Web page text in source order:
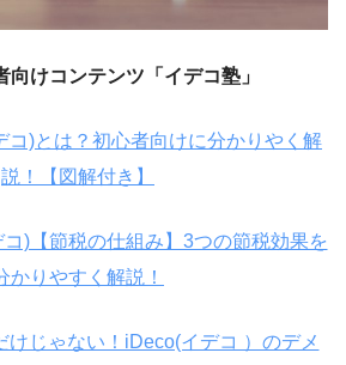
向けコンテンツ「イデコ塾」
コ)とは？初心者向けに分かりやく解
説！【図解付き】
)【節税の仕組み】3つの節税効果を
かりやすく解説！
けじゃない！iDeco(イデコ ）のデメ